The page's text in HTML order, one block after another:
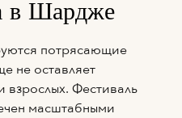
в Шардже
потрясающие
не оставляет
Фестиваль
масштабными